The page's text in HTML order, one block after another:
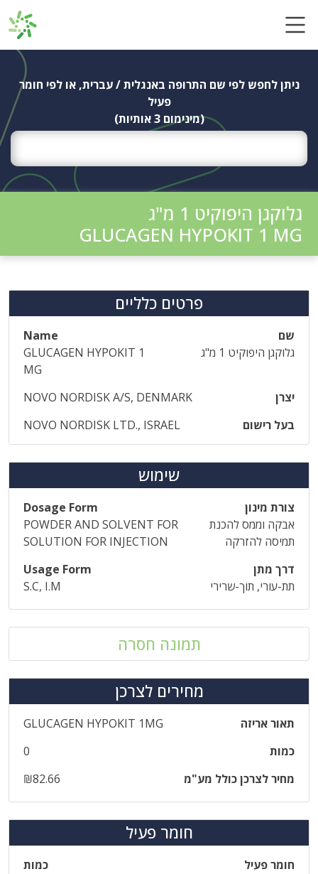
ניתן לחפש לפי שם התרופה באנגלית / עברית, או לפי חומר
פעיל
(מינימום 3 אותיות)
גלוקגן היפוקיט 1 מ"ג
GLUCAGEN HYPOKIT 1 MG
פרטים כלליים
שם
Name
גלוקגן היפוקיט 1 מ"ג
GLUCAGEN HYPOKIT 1
MG
יצרן
NOVO NORDISK A/S, DENMARK
בעל רישום
NOVO NORDISK LTD., ISRAEL
שימוש
צורת מינון
Dosage Form
אבקה וממס להכנת
תמיסה להזרקה
POWDER AND SOLVENT FOR
SOLUTION FOR INJECTION
דרך מתן
Usage Form
תת-עורי, תוך-שרירי
S.C, I.M
תמונה חסרה
מחירים לצרכן
תאור אריזה
GLUCAGEN HYPOKIT 1MG
כמות
0
מחיר לצרכן כולל מע"מ
₪82.66
חומר פעיל
חומר פעיל
כמות